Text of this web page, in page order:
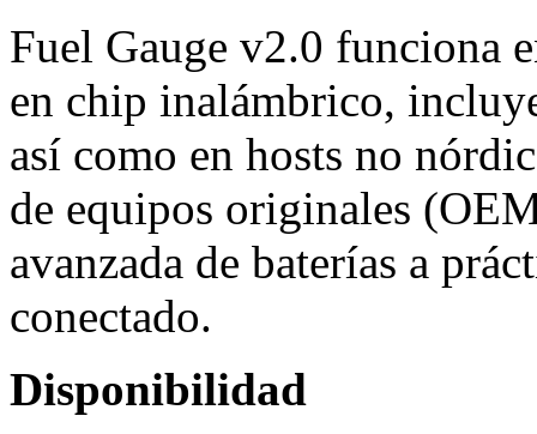
Fuel Gauge v2.0 funciona
en chip inalámbrico,
así como en hosts no
de equipos originales
avanzada de baterías a
conectado.
Disponibilidad